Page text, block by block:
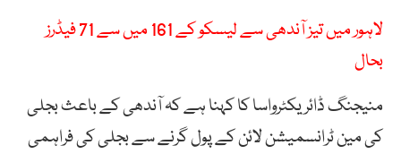
لاہور میں تیز آندھی سے لیسکو کے 161 میں سے 71 فیڈرز
بحال
منیجنگ ڈائریکٹرواسا کا کہنا ہے کہ آندھی کے باعث بجلی
کی مین ٹرانسمیشن لائن کے پول گرنے سے بجلی کی فراہمی